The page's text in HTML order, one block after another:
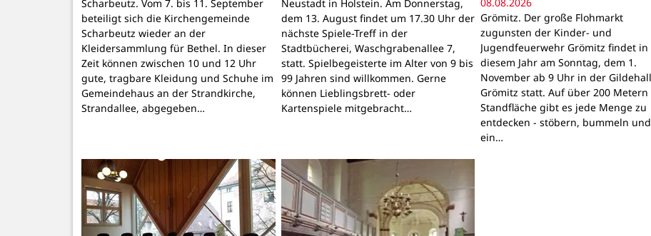
Scharbeutz. Vom 7. bis 11. September
beteiligt sich die Kirchengemeinde
Scharbeutz wieder an der
Kleidersammlung für Bethel. In dieser
Zeit können zwischen 10 und 12 Uhr
gute, tragbare Kleidung und Schuhe im
Gemeindehaus an der Strandkirche,
Strandallee, abgegeben…
Neustadt in Holstein. Am Donnerstag,
dem 13. August findet um 17.30 Uhr der
nächste Spiele-Treff in der
Stadtbücherei, Waschgrabenallee 7,
statt. Spielbegeisterte im Alter von 9 bis
99 Jahren sind willkommen. Gerne
können Lieblingsbrett- oder
Kartenspiele mitgebracht…
08.08.2026
Grömitz. Der große Flohmarkt
zugunsten der Kinder- und
Jugendfeuerwehr Grömitz findet in
diesem Jahr am Sonntag, dem 1.
November ab 9 Uhr in der
Grömitz statt. Auf über 200 Metern
Standfläche gibt es jede Menge zu
entdecken - stöbern, bummeln
ein…